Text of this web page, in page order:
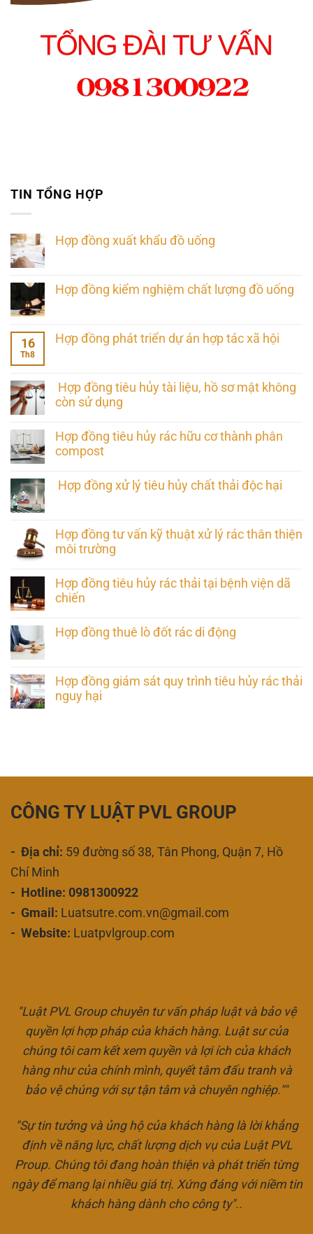
TIN TỔNG HỢP
Hợp đồng xuất khẩu đồ uống
Hợp đồng kiểm nghiệm chất lượng đồ uống
16
Th8
Hợp đồng phát triển dự án hợp tác xã hội
Hợp đồng tiêu hủy tài liệu, hồ sơ mật không
còn sử dụng
Hợp đồng tiêu hủy rác hữu cơ thành phân
compost
Hợp đồng xử lý tiêu hủy chất thải độc hại
Hợp đồng tư vấn kỹ thuật xử lý rác thân thiện
môi trường
Hợp đồng tiêu hủy rác thải tại bệnh viện dã
chiến
Hợp đồng thuê lò đốt rác di động
Hợp đồng giám sát quy trình tiêu hủy rác thải
nguy hại
CÔNG TY LUẬT PVL GROUP
- Địa chỉ: 59 đường số 38, Tân Phong, Quận 7, Hồ
Chí Minh
- Hotline: 0981300922
- Gmail: Luatsutre.com.vn@gmail.com
- Website: Luatpvlgroup.com
"Luật PVL Group chuyên tư vấn pháp luật và bảo vệ
quyền lợi hợp pháp của khách hàng. Luật sư của
chúng tôi cam kết xem quyền và lợi ích của khách
hàng như của chính mình, quyết tâm đấu tranh và
bảo vệ chúng với sự tận tâm và chuyên nghiệp.""
"Sự tin tưởng và ủng hộ của khách hàng là lời khẳng
định về năng lực, chất lượng dịch vụ của Luật PVL
Proup. Chúng tôi đang hoàn thiện và phát triển từng
ngày để mang lại nhiều giá trị. Xứng đáng với niềm tin
khách hàng dành cho công ty"..